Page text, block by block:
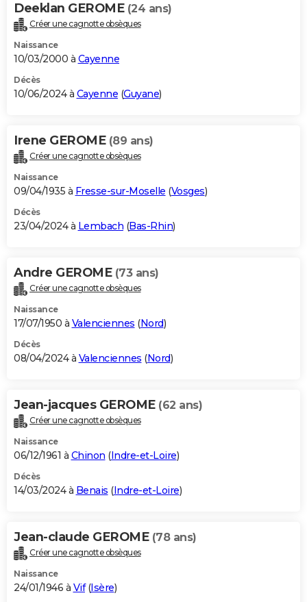
Deeklan GEROME (24 ans)
Créer une cagnotte obsèques
Naissance
10/03/2000 à Cayenne
Décès
10/06/2024 à Cayenne (Guyane)
Irene GEROME (89 ans)
Créer une cagnotte obsèques
Naissance
09/04/1935 à Fresse-sur-Moselle (Vosges)
Décès
23/04/2024 à Lembach (Bas-Rhin)
Andre GEROME (73 ans)
Créer une cagnotte obsèques
Naissance
17/07/1950 à Valenciennes (Nord)
Décès
08/04/2024 à Valenciennes (Nord)
Jean-jacques GEROME (62 ans)
Créer une cagnotte obsèques
Naissance
06/12/1961 à Chinon (Indre-et-Loire)
Décès
14/03/2024 à Benais (Indre-et-Loire)
Jean-claude GEROME (78 ans)
Créer une cagnotte obsèques
Naissance
24/01/1946 à Vif(Isère)